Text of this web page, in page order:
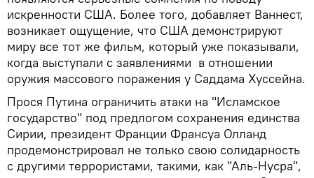
искренности США. Более того, добавляет Ваннест,
возникает ощущение, что США демонстрируют
миру все тот же фильм, который уже показывали,
когда выступали с заявлениями в отношении
оружия массового поражения у Саддама Хуссейна.
Прося Путина ограничить атаки на "Исламское
государство" под предлогом сохранения единства
Сирии, президент Франции Франсуа Олланд
продемонстрировал не только свою солидарность
с другими террористами, такими, как "Аль-Нусра",